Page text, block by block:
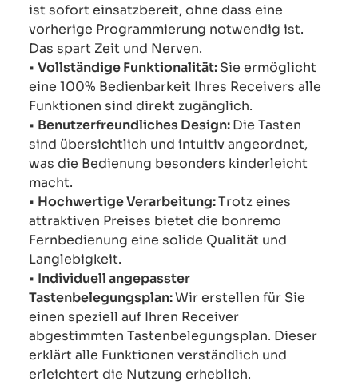
ist sofort einsatzbereit, ohne dass eine
vorherige Programmierung notwendig ist.
Das spart Zeit und Nerven.
• Vollständige Funktionalität:Sie ermöglicht
eine 100% Bedienbarkeit Ihres Receivers alle
Funktionen sind direkt zugänglich.
• Benutzerfreundliches Design:Die Tasten
sind übersichtlich und intuitiv angeordnet,
was die Bedienung besonders kinderleicht
macht.
• Hochwertige Verarbeitung:Trotz eines
attraktiven Preises bietet die bonremo
Fernbedienung eine solide Qualität und
Langlebigkeit.
• Individuell angepasster
Tastenbelegungsplan:Wir erstellen für Sie
einen speziell auf Ihren Receiver
abgestimmten Tastenbelegungsplan. Dieser
erklärt alle Funktionen verständlich und
erleichtert die Nutzung erheblich.